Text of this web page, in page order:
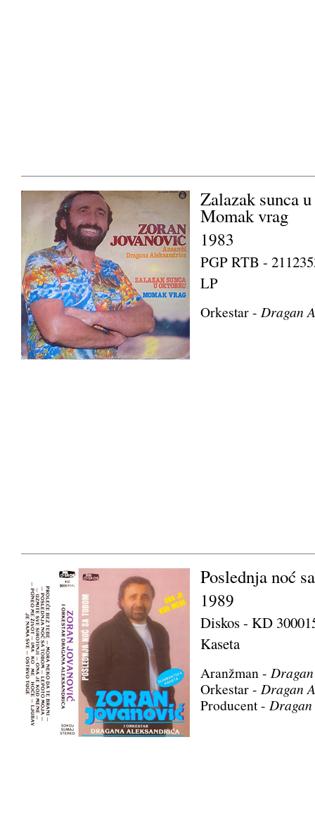
Zalazak sunca
Momak vrag
1983
PGP RTB -
LP
Orkestar - Dragan
Poslednja noć
1989
Diskos - KD
Kaseta
Aranžman -
Orkestar - Dragan
Producent -